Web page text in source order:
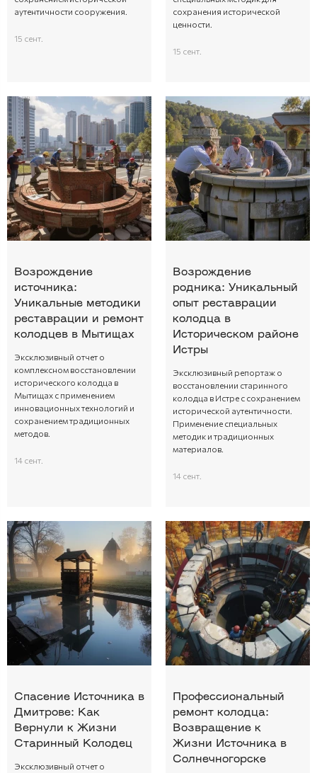
аутентичности сооружения.
15 сент.
сохранения исторической
ценности.
15 сент.
Возрождение
источника:
Уникальные методики
реставрации и ремонт
колодцев в Мытищах
Эксклюзивный отчет о
комплексном восстановлении
исторического колодца в
Мытищах с применением
инновационных технологий и
сохранением традиционных
методов.
14 сент.
Возрождение
родника: Уникальный
опыт реставрации
колодца в
Историческом районе
Истры
Эксклюзивный репортаж о
восстановлении старинного
колодца в Истре с сохранением
исторической аутентичности.
Применение специальных
методик и традиционных
материалов.
14 сент.
Спасение Источника в
Дмитрове: Как
Вернули к Жизни
Старинный Колодец
Эксклюзивный отчет о
Профессиональный
ремонт колодца:
Возвращение к
Жизни Источника в
Солнечногорске